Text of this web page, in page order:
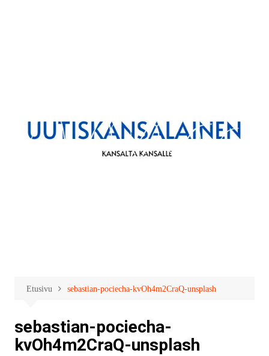
Etusivu sebastian-pociecha-kvOh4m2CraQ-unsplash
sebastian-pociecha-
kvOh4m2CraQ-unsplash